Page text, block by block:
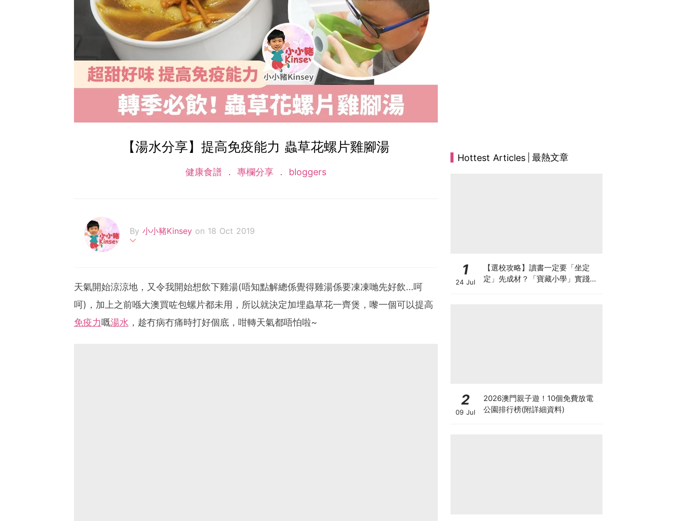
【湯水分享】提高免疫能力 蟲草花螺片雞腳湯
健康食譜 專欄分享 bloggers
By 小小豬Kinsey on 18 Oct 2019
家可以陪同小小豬一起成長。
天氣開始涼涼地，又令我開始想飲下雞湯(唔知點解總係覺得雞湯係要凍凍哋先好飲...呵
呵)，加上之前喺大澳買咗包螺片都未用，所以就決定加埋蟲草花一齊煲，嚟一個可以提高
免疫力嘅湯水 ，趁冇病冇痛時打好個底，咁轉天氣都唔怕啦~
Hottest Articles 最熱文章
1
24 Jul
【選校攻略】讀書一定要「坐定
定」先成材？「寶藏小學」實踐動
2
09 Jul
2026澳門親子遊！10個免費放電
公園排行榜(附詳細資料)